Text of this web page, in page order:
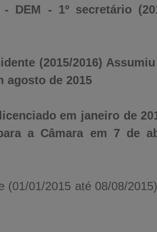
DEM - 1º secretário
(2015/2016)
agosto de 2015
em janeiro de
a Câmara em 7 de
(01/01/2015 até 08/08/